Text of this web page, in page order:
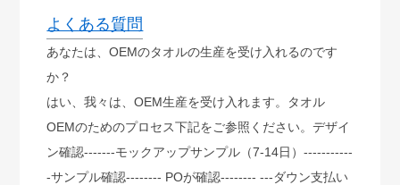
よくある質問
あなたは、OEMのタオルの生産を受け入れるのです
か？
はい、我々は、OEM生産を受け入れます。タオル
OEMのためのプロセス下記をご参照ください。デザイ
ン確認-------モックアップサンプル（7-14日）-----------
-サンプル確認-------- POが確認-------- ---ダウン支払い